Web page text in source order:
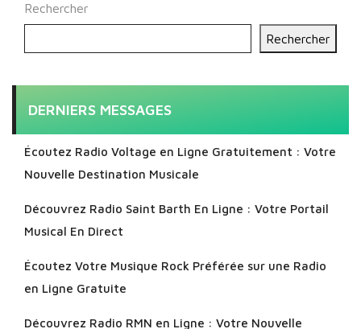
Rechercher
Rechercher
DERNIERS MESSAGES
Écoutez Radio Voltage en Ligne Gratuitement : Votre
Nouvelle Destination Musicale
Découvrez Radio Saint Barth En Ligne : Votre Portail
Musical En Direct
Écoutez Votre Musique Rock Préférée sur une Radio
en Ligne Gratuite
Découvrez Radio RMN en Ligne : Votre Nouvelle